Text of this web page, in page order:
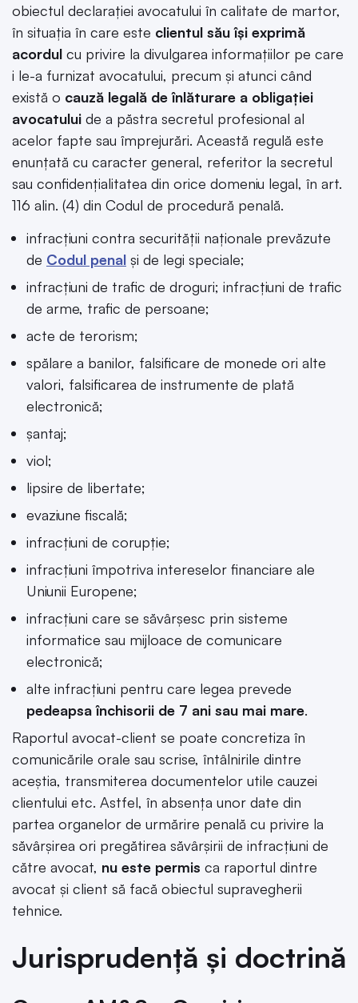
obiectul declarației avocatului în calitate de martor,
în situația în care este clientul său își exprimă
acordul cu privire la divulgarea informațiilor pe care
i le-a furnizat avocatului, precum și atunci când
există o cauză legală de înlăturare a obligației
avocatului de a păstra secretul profesional al
acelor fapte sau împrejurări. Această regulă este
enunțată cu caracter general, referitor la secretul
sau confidențialitatea din orice domeniu legal, în art.
116 alin. (4) din Codul de procedură penală.
infracțiuni contra securității naționale prevăzute
de Codul penal și de legi speciale;
infracțiuni de trafic de droguri; infracțiuni de trafic
de arme, trafic de persoane;
acte de terorism;
spălare a banilor, falsificare de monede ori alte
valori, falsificarea de instrumente de plată
electronică;
șantaj;
viol;
lipsire de libertate;
evaziune fiscală;
infracțiuni de corupție;
infracțiuni împotriva intereselor financiare ale
Uniunii Europene;
infracțiuni care se săvârșesc prin sisteme
informatice sau mijloace de comunicare
electronică;
alte infracțiuni pentru care legea prevede
pedeapsa închisorii de 7 ani sau mai mare.
Raportul avocat-client se poate concretiza în
comunicările orale sau scrise, întâlnirile dintre
aceștia, transmiterea documentelor utile cauzei
clientului etc. Astfel, în absența unor date din
partea organelor de urmărire penală cu privire la
săvârșirea ori pregătirea săvârșirii de infracțiuni de
către avocat, nu este permis ca raportul dintre
avocat și client să facă obiectul supravegherii
tehnice.
Jurisprudență și doctrină